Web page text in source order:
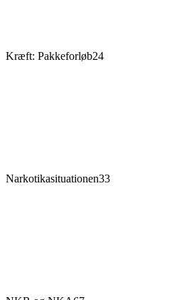
Kræft: Pakkeforløb24
Narkotikasituationen33